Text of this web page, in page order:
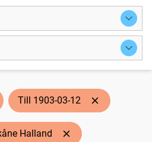
Till 1903-03-12
Halland